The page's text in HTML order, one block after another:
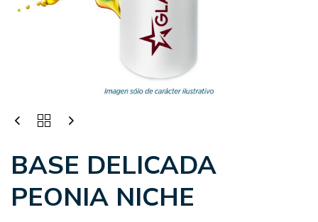
BASE DELICADA
PEONIA NICHE